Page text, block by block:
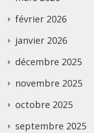
février 2026
janvier 2026
décembre 2025
novembre 2025
octobre 2025
septembre 2025